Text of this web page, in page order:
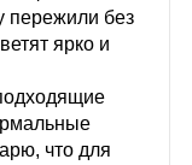
пережили без
ярко и
что для